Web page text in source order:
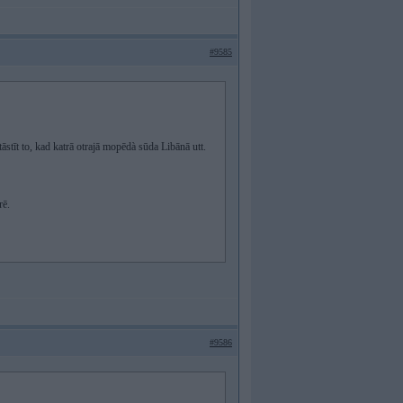
#9585
to, kad katrā otrajā mopēdà sūda Libānā utt.
#9586